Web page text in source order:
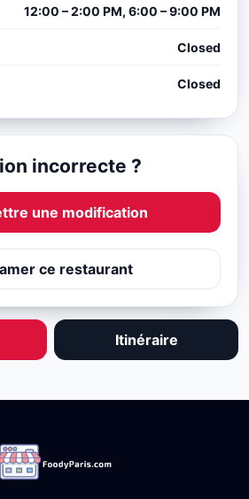
12:00 – 2:00 PM, 6:00 – 9:00 PM
Closed
Closed
incorrecte ?
une modification
ce restaurant
Itinéraire